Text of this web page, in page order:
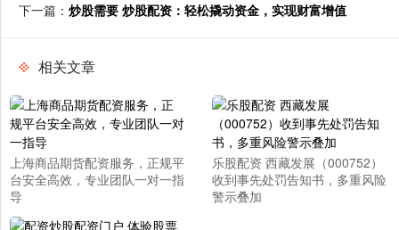
下一篇： 炒股需要 炒股配资：轻松撬动资金，实现财富增值
相关文章
上海商品期货配资服务，正规平
台安全高效，专业团队一对一指
导
乐股配资 西藏发展（000752）
收到事先处罚告知书，多重风险
警示叠加